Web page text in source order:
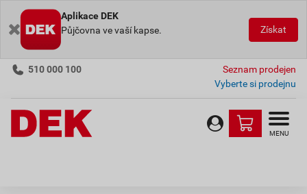
Aplikace DEK
Půjčovna ve vaší kapse.
Získat
510 000 100
Seznam prodejen
Vyberte si prodejnu
MENU